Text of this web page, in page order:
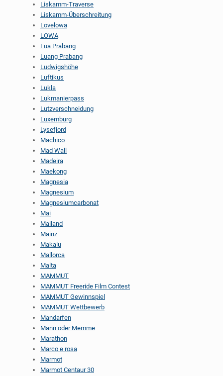
Liskamm-Traverse
Liskamm-Überschreitung
Lovelowa
LOWA
Lua Prabang
Luang Prabang
Ludwigshöhe
Luftikus
Lukla
Lukmanierpass
Lutzverschneidung
Luxemburg
Lysefjord
Machico
Mad Wall
Madeira
Maekong
Magnesia
Magnesium
Magnesiumcarbonat
Mai
Mailand
Mainz
Makalu
Mallorca
Malta
MAMMUT
MAMMUT Freeride Film Contest
MAMMUT Gewinnspiel
MAMMUT Wettbewerb
Mandarfen
Mann oder Memme
Marathon
Marco e rosa
Marmot
Marmot Centaur 30